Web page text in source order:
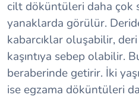
cilt döküntüleri daha çok
yanaklarda görülür.
kabarcıklar oluşabilir,
kaşıntıya sebep olabilir.
beraberinde getirir. İki
ise egzama döküntüleri